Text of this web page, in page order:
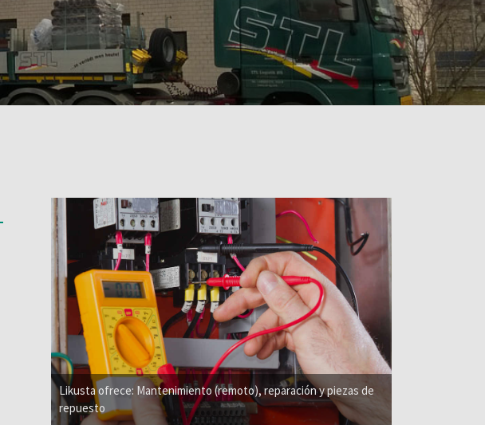
Likusta ofrece: Mantenimiento (remoto), reparación y piezas de
repuesto